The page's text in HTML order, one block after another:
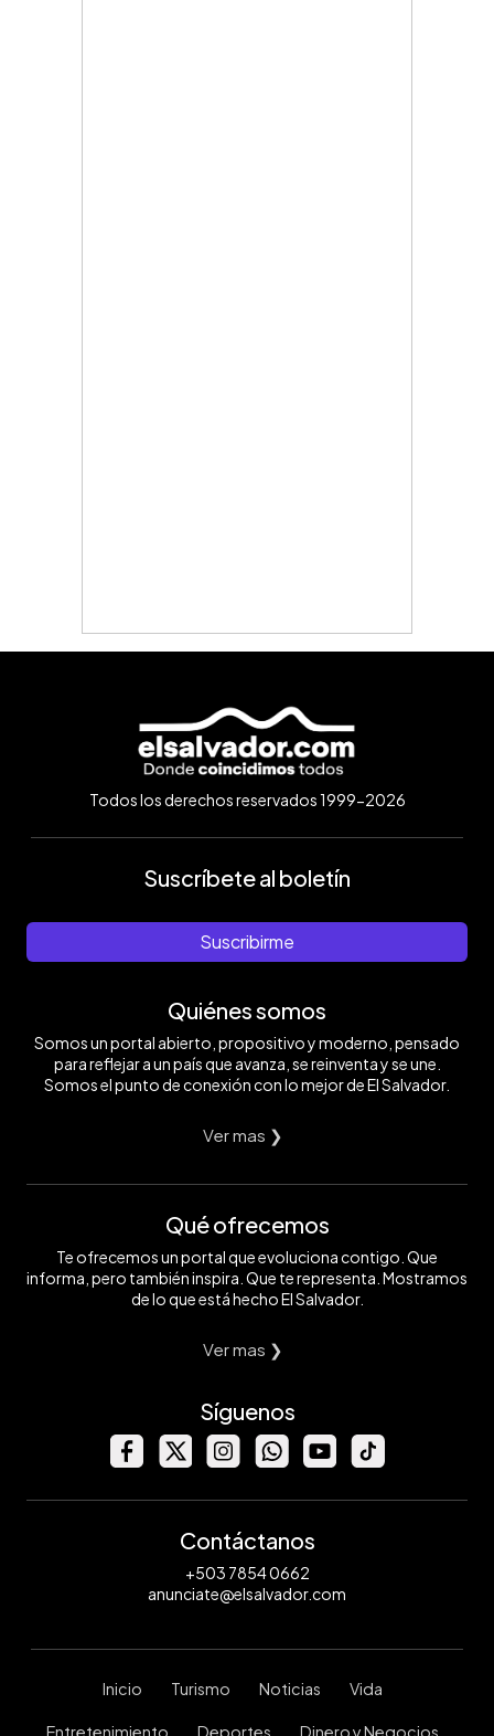
Todos los derechos reservados 1999-2026
Suscríbete al boletín
Suscribirme
Quiénes somos
Somos un portal abierto, propositivo y moderno, pensado
para reflejar a un país que avanza, se reinventa y se une.
Somos el punto de conexión con lo mejor de El Salvador.
Ver mas ❯
Qué ofrecemos
Te ofrecemos un portal que evoluciona contigo. Que
informa, pero también inspira. Que te representa. Mostramos
de lo que está hecho El Salvador.
Ver mas ❯
Síguenos
Contáctanos
+503 7854 0662
anunciate@elsalvador.com
Inicio Turismo Noticias Vida
Entretenimiento Deportes Dinero y Negocios